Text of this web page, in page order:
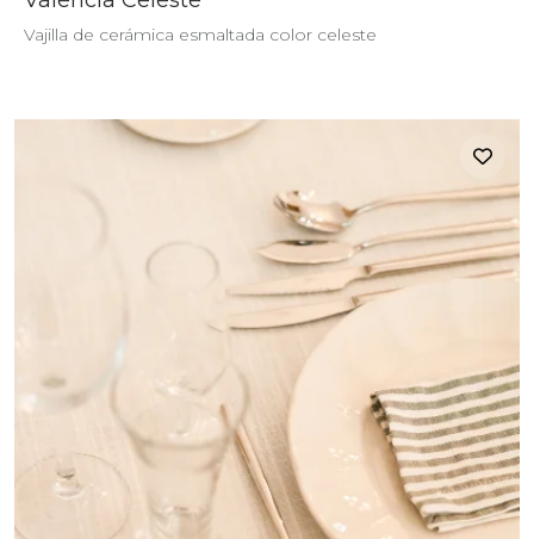
Vajilla de cerámica esmaltada color celeste